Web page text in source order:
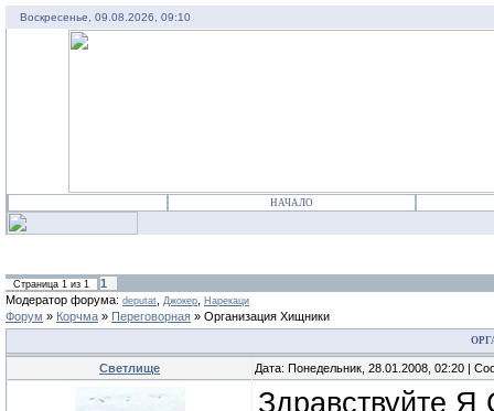
Воскресенье, 09.08.2026, 09:10
НАЧАЛО
Страница 1 из 1
1
Модератор форума: deputat Джокер Нарекаци
Форум » Корчма » Переговорная » Организация Хищники
Светлище Дата: Понедельник, 28.01.2008, 02:20 |
Здравствуйте